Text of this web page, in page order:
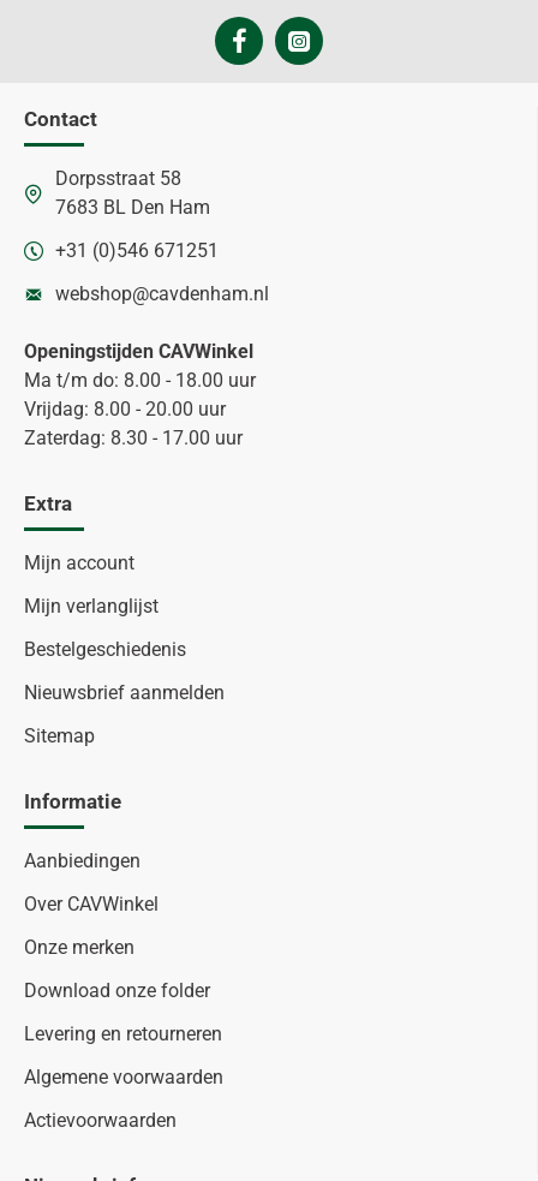
Contact
Dorpsstraat 58
7683 BL Den Ham
+31 (0)546 671251
webshop@cavdenham.nl
Openingstijden CAVWinkel
Ma t/m do: 8.00 - 18.00 uur
Vrijdag: 8.00 - 20.00 uur
Zaterdag: 8.30 - 17.00 uur
Extra
Mijn account
Mijn verlanglijst
Bestelgeschiedenis
Nieuwsbrief aanmelden
Sitemap
Informatie
Aanbiedingen
Over CAVWinkel
Onze merken
Download onze folder
Levering en retourneren
Algemene voorwaarden
Actievoorwaarden